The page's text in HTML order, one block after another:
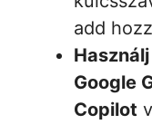
add
Google
Copilot